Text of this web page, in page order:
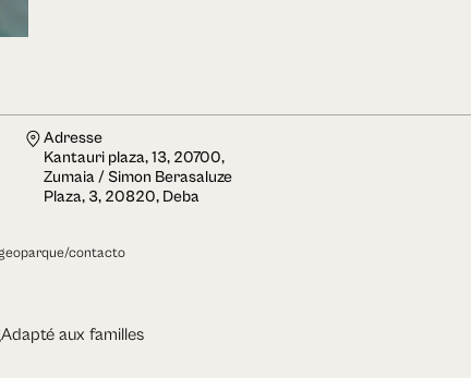
Adresse
Kantauri plaza, 13, 20700,
Zumaia / Simon Berasaluze
Plaza, 3, 20820, Deba
contacto
Adapté aux familles